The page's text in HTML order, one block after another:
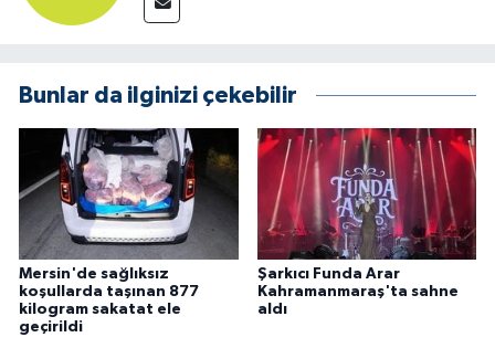
Bunlar da ilginizi çekebilir
Mersin'de sağlıksız
koşullarda taşınan 877
kilogram sakatat ele
geçirildi
Şarkıcı Funda Arar
Kahramanmaraş'ta sahne
aldı